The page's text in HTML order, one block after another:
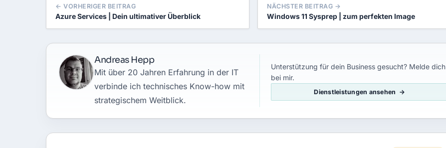
← VORHERIGER BEITRAG
Azure Services | Dein ultimativer Überblick
NÄCHSTER BEITRAG →
Windows 11 Sysprep | zum perfekten Image
Andreas Hepp
Mit über 20 Jahren Erfahrung in der IT
verbinde ich technisches Know-how mit
strategischem Weitblick.
Unterstützung für dein Business gesucht? Melde dich
bei mir.
Dienstleistungen ansehen